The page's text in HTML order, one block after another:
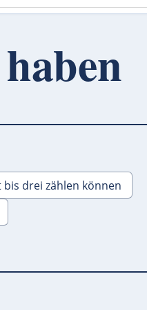
bis drei zählen können